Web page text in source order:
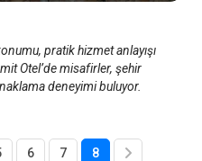
pratik hizmet anlayışı
Otel’de misafirler, şehir
deneyimi buluyor.
6 7 8